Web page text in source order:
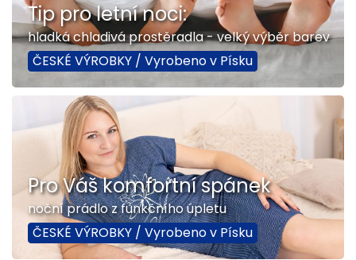
Tip pro letní noci:
hladká chladivá prostěradla - velký výběr barev
ČESKÉ VÝROBKY / Vyrobeno v Písku
Pro Váš komfortní spánek
noční prádlo z funkčního úpletu
ČESKÉ VÝROBKY / Vyrobeno v Písku